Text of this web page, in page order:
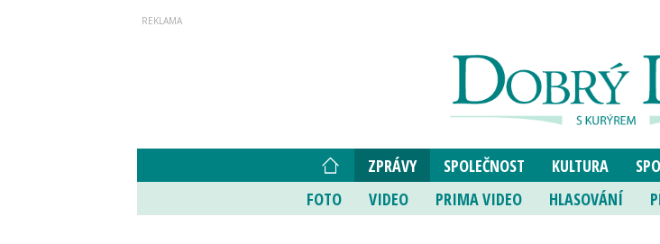
ZPRÁVY SPOLEČNOST KULTURA
FOTO
VIDEO PRIMA VIDEO HLASOVÁNÍ